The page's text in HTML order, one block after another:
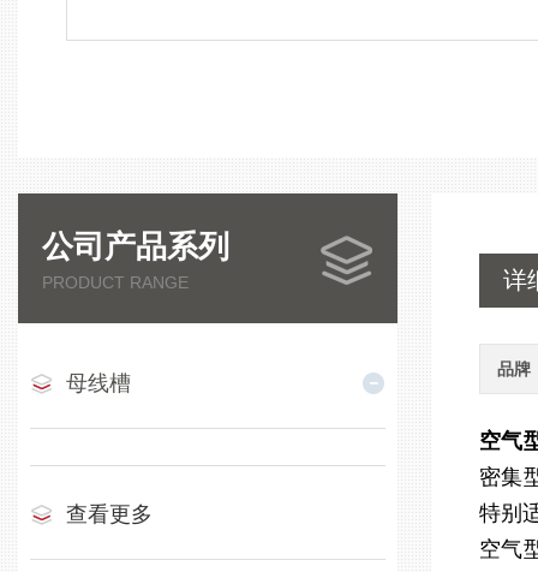
公司产品系列
PRODUCT RANGE
母线槽
查看更多
详
品牌
空气
密集
特别
空气